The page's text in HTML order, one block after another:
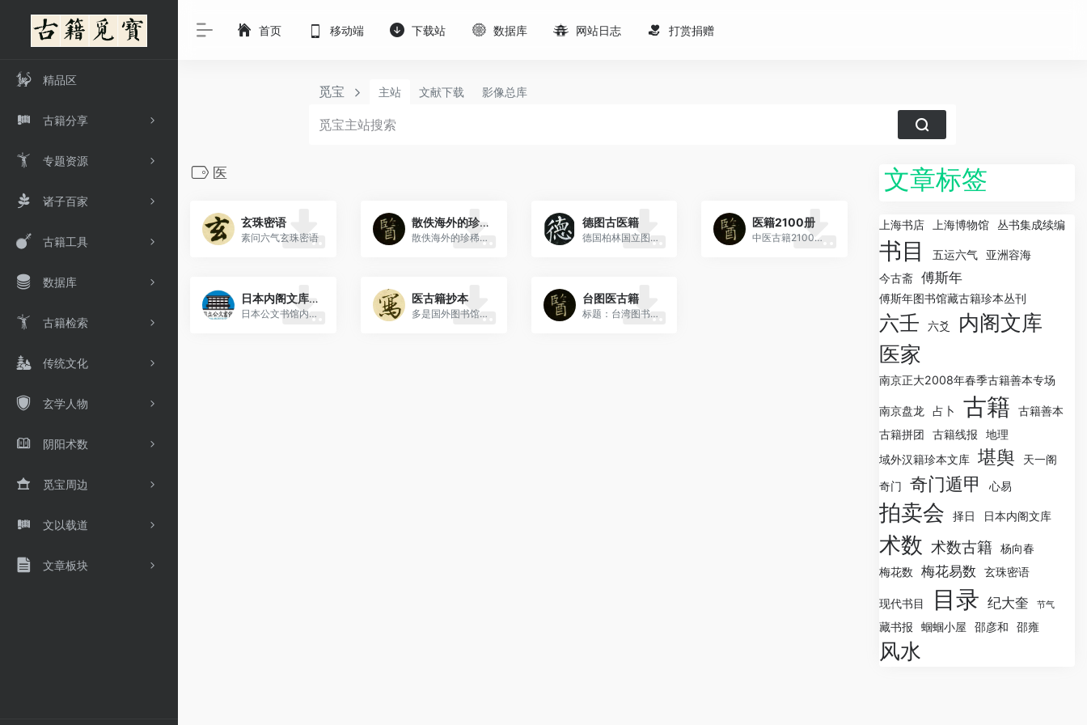
精品区
古籍分享
专题资源
诸子百家
古籍工具
数据库
古籍检索
传统文化
玄学人物
阴阳术数
觅宝周边
文以载道
文章板块
首页 移动端 下载站 数据库 网站日志 打赏捐赠
觅宝 主站 文献下载 影像总库
医
玄珠密语
素问六气玄珠密语
散佚海外的珍稀中医古籍427种
散佚海外的珍稀中医古籍427种
德图古医籍
德国柏林国立图书馆
医籍2100册
中医古籍2100册（40G）
日本内阁文库中医古籍
日本公文书馆内阁文库所藏子部医家类古籍
医古籍抄本
多是国外图书馆藏的古籍。Z70、中医类古籍抄本（100种）夸克网盘，文件名《七号硬伤验方》.pdf《[…]
台图医古籍
标题：台湾图书馆特藏中医古籍288本链接：https://pan.quark.cn/s/0d7c460ede[…]
文章标签
上海书店 上海博物馆 丛书集成续编
书目 五运六气
亚洲容海
今古斋 傅斯年
傅斯年图书馆藏古籍珍本丛刊
六壬 六爻
内阁文库
医家
南京正大2008年春季古籍善本专场
南京盘龙 占卜 古籍
古籍善本
古籍拼团
古籍线报
地理
域外汉籍珍本文库 堪舆
天一阁
奇门
奇门遁甲 心易
拍卖会 择日 日本内阁文库
术数 术数古籍
杨向春
梅花数
梅花易数 玄珠密语
现代书目 目录 纪大奎 节气
藏书报 蝈蝈小屋 邵彦和 邵雍
风水